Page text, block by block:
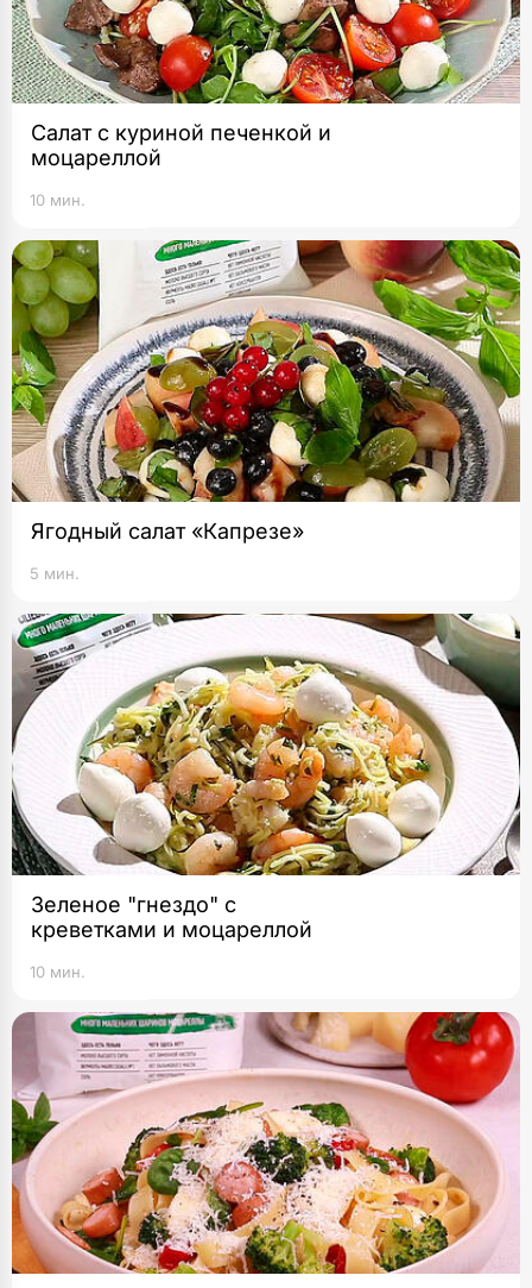
Салат с куриной печенкой и
моцареллой
10 мин.
Ягодный салат «Капрезе»
5 мин.
Зеленое "гнездо" с
креветками и моцареллой
10 мин.